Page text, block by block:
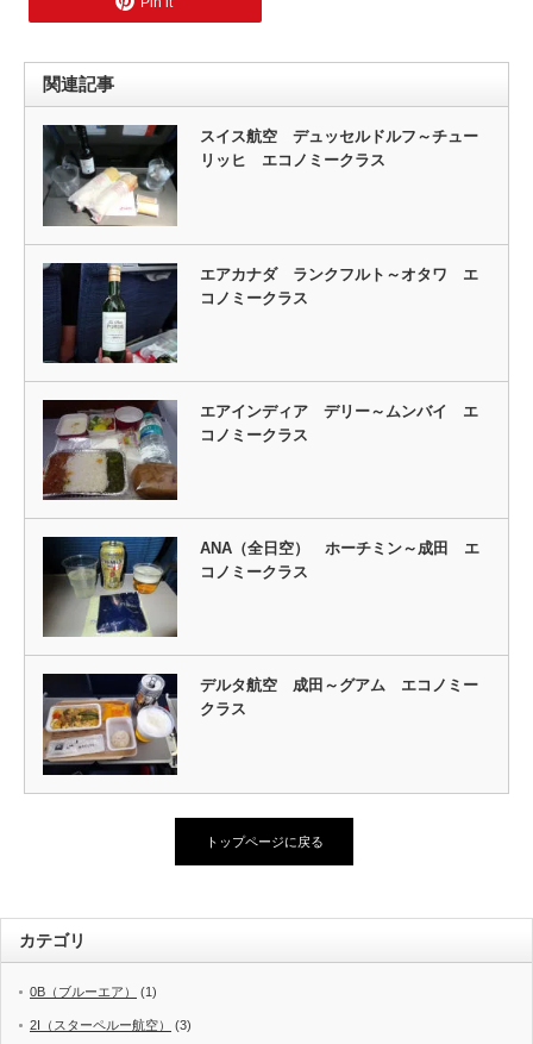
関連記事
スイス航空 デュッセルドルフ～チュー
リッヒ エコノミークラス
エアカナダ ランクフルト～オタワ エ
コノミークラス
エアインディア デリー～ムンバイ エ
コノミークラス
ANA（全日空） ホーチミン～成田 エ
コノミークラス
デルタ航空 成田～グアム エコノミー
クラス
トップページに戻る
カテゴリ
0B（ブルーエア） (1)
2I（スターペルー航空） (3)